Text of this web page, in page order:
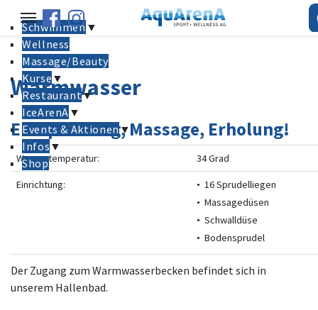
Warmwasser Warmwasser-Sprudelbecken Wellness Whirlpool
Schwimmen ▼
Wellness
Massage/Beauty
Kurse ▼
Restaurant▼
IceArenA ▼
Events & Aktionen▼
Infos▼
Shop
uftanke"
Warmwasser
Entspannung, Massage, Erholung!
Wassertemperatur: 34 Grad
Einrichtung:
16 Sprudelliegen
Massagedüsen
Schwalldüse
Bodensprudel
Der Zugang zum Warmwasserbecken befindet sich in
unserem Hallenbad.